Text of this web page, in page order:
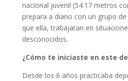
nacional juvenil (54.17 metros
prepara a diario con un grupo
que ella, trabajaran en
desconocidos.
¿Cómo te iniciaste en este
Desde los 6 años practicaba